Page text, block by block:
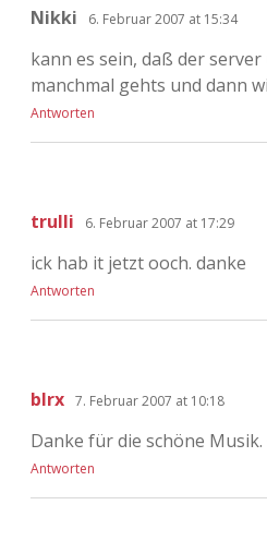
Nikki 6. Februar 2007 at 15:34
kann es sein, daß der
manchmal gehts und dann
Antworten
trulli 6. Februar 2007 at 17:29
ick hab it jetzt ooch. danke
Antworten
blrx 7. Februar 2007 at 10:18
Danke für die schöne
Antworten